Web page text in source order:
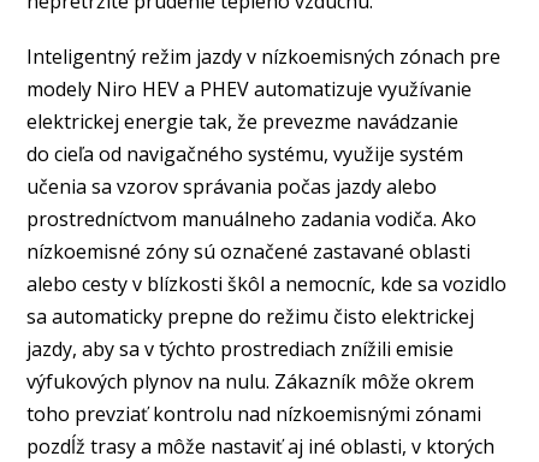
Inteligentný režim jazdy v nízkoemisných zónach pre
modely Niro HEV a PHEV automatizuje využívanie
elektrickej energie tak, že prevezme navádzanie
do cieľa od navigačného systému, využije systém
učenia sa vzorov správania počas jazdy alebo
prostredníctvom manuálneho zadania vodiča. Ako
nízkoemisné zóny sú označené zastavané oblasti
alebo cesty v blízkosti škôl a nemocníc, kde sa vozidlo
sa automaticky prepne do režimu čisto elektrickej
jazdy, aby sa v týchto prostrediach znížili emisie
výfukových plynov na nulu. Zákazník môže okrem
toho prevziať kontrolu nad nízkoemisnými zónami
pozdĺž trasy a môže nastaviť aj iné oblasti, v ktorých